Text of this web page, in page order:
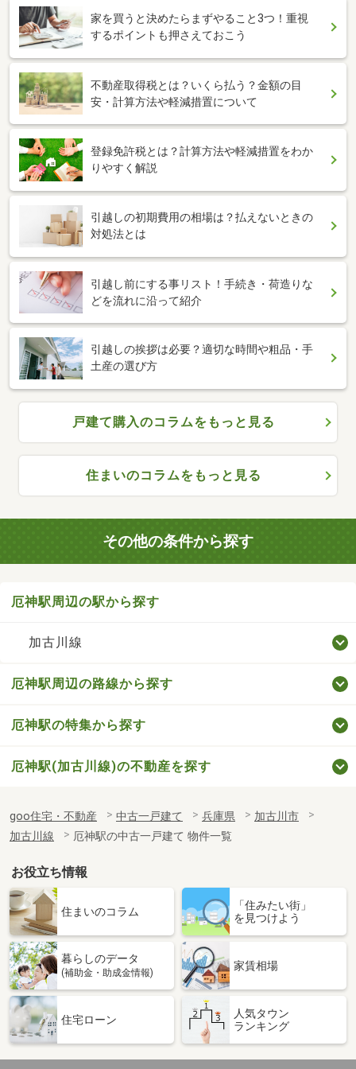
家を買うと決めたらまずやること3つ！重視
するポイントも押さえておこう
不動産取得税とは？いくら払う？金額の目
安・計算方法や軽減措置について
登録免許税とは？計算方法や軽減措置をわか
りやすく解説
引越しの初期費用の相場は？払えないときの
対処法とは
引越し前にする事リスト！手続き・荷造りな
どを流れに沿って紹介
引越しの挨拶は必要？適切な時間や粗品・手
土産の選び方
戸建て購入のコラムをもっと見る
住まいのコラムをもっと見る
その他の条件から探す
厄神駅周辺の駅から探す
加古川線
厄神駅周辺の路線から探す
厄神駅の特集から探す
厄神駅(加古川線)の不動産を探す
goo住宅・不動産 中古一戸建て 兵庫県
加古川市
加古川線
厄神駅の中古一戸建て 物件一覧
お役立ち情報
住まいのコラム
「住みたい街」
を見つけよう
暮らしのデータ
(補助金・助成金情報)
家賃相場
住宅ローン
人気タウン
ランキング